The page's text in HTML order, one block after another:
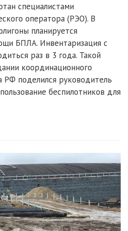
специалистами
оператора (РЭО). В
планируется
БПЛА. Инвентаризация с
раз в 3 года. Такой
координационного
РФ поделился руководитель
беспилотников для